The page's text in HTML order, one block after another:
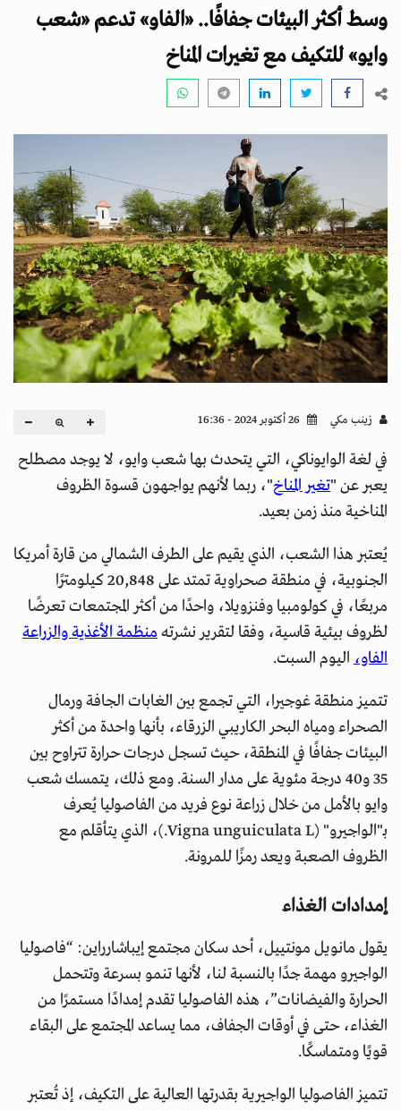
g
a
t
n
وسط أكثر البيئات جفافًا.. «الفاو» تدعم «شعب
وايو» للتكيف مع تغيرات المناخ
زينب مكي
في لغة الوايوناكي، التي يتحدث بها شعب وايو، لا يوجد مصطلح
يعبر عن "تغير المناخ"، ربما لأنهم يواجهون قسوة الظروف
المناخية منذ زمن بعيد.
يُعتبر هذا الشعب، الذي يقيم على الطرف الشمالي من قارة أمريكا
الجنوبية، في منطقة صحراوية تمتد على 20,848 كيلومترًا
مربعًا، في كولومبيا وفنزويلا، واحدًا من أكثر المجتمعات تعرضًا
لظروف بيئية قاسية، وفقا لتقرير نشرتهمنظمة الأغذية والزراعة
الفاو، اليوم السبت.
تتميز منطقة غوجيرا، التي تجمع بين الغابات الجافة ورمال
الصحراء ومياه البحر الكاريبي الزرقاء، بأنها واحدة من أكثر
البيئات جفافًا في المنطقة، حيث تسجل درجات حرارة تتراوح بين
35 و40 درجة مئوية على مدار السنة. ومع ذلك، يتمسك شعب
وايو بالأمل من خلال زراعة نوع فريد من الفاصوليا يُعرف
بـ"الواجيرو" (Vigna unguiculata L.)، الذي يتأقلم مع
الظروف الصعبة ويعد رمزًا للمرونة.
إمدادات الغذاء
يقول مانويل مونتييل، أحد سكان مجتمع إيباشارراين: “فاصوليا
الواجيرو مهمة جدًا بالنسبة لنا، لأنها تنمو بسرعة وتتحمل
الحرارة والفيضانات”، هذه الفاصوليا تقدم إمدادًا مستمرًا من
الغذاء، حتى في أوقات الجفاف، مما يساعد المجتمع على البقاء
قويًا ومتماسكًا.
تتميز الفاصوليا الواجيرية بقدرتها العالية على التكيف، إذ تُعتبر